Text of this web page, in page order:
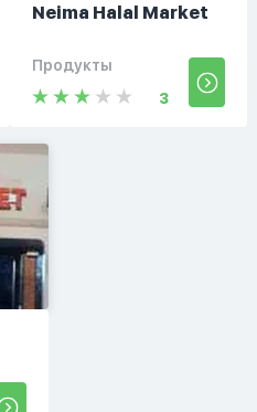
Neima Halal Market
Продукты
3